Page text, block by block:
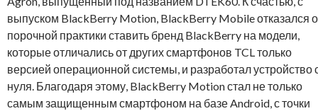
выпуском BlackBerry Motion, BlackBerry Mobile отказался
порочной практики ставить бренд BlackBerry на модели,
которые отличались от других смартфонов TCL только
версией операционной системы, и разработал устройство
нуля. Благодаря этому, BlackBerry Motion стал не только
самым защищенным смартфоном на базе Android, с точки